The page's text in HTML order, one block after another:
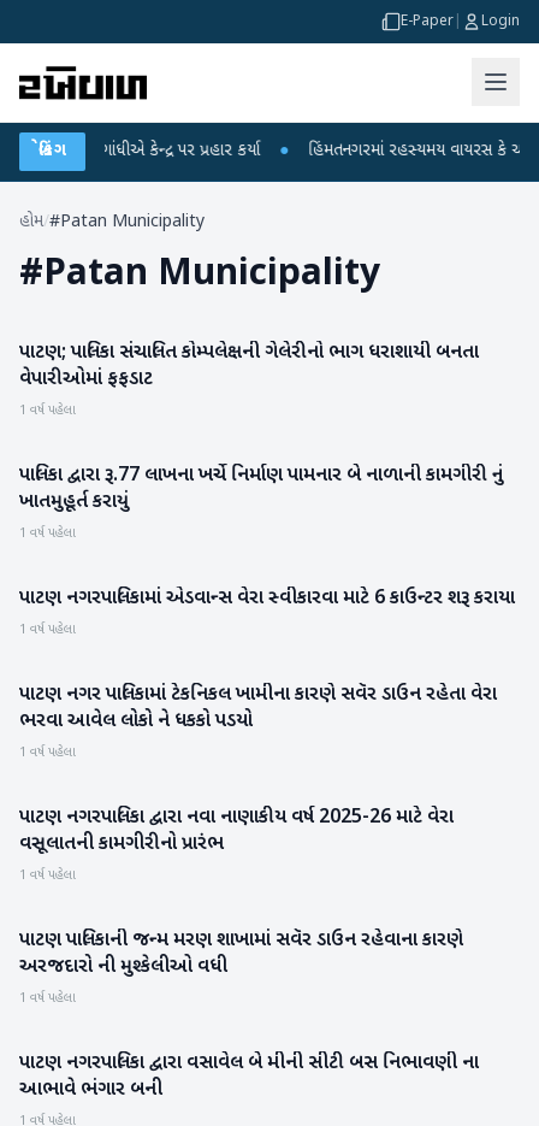
E-Paper Login
બ્રેકિંગ
રાહુલ ગાંધીએ કેન્દ્ર પર પ્રહાર કર્યા ● હિંમતનગરમાં રહસ્યમય વાયરસ કે
હોમ/#Patan Municipality
#Patan Municipality
પાટણ
પાટણ; પાલિકા સંચાલિત કોમ્પલેક્ષની ગેલેરીનો ભાગ ધરાશાયી બનતા
વેપારીઓમાં ફફડાટ
1 વર્ષ પહેલા
પાટણ
પાલિકા દ્વારા રૂ.77 લાખના ખર્ચે નિર્માણ પામનાર બે નાળાની કામગીરી નું
ખાતમુહૂર્ત કરાયું
1 વર્ષ પહેલા
પાટણ
પાટણ નગરપાલિકામાં એડવાન્સ વેરા સ્વીકારવા માટે 6 કાઉન્ટર શરૂ કરાયા
1 વર્ષ પહેલા
પાટણ
પાટણ નગર પાલિકામાં ટેકનિકલ ખામીના કારણે સવૅર ડાઉન રહેતા વેરા
ભરવા આવેલ લોકો ને ધકકો પડયો
1 વર્ષ પહેલા
પાટણ
પાટણ નગરપાલિકા દ્વારા નવા નાણાકીય વર્ષ 2025-26 માટે વેરા
વસૂલાતની કામગીરીનો પ્રારંભ
1 વર્ષ પહેલા
પાટણ
પાટણ પાલિકાની જન્મ મરણ શાખામાં સવૅર ડાઉન રહેવાના કારણે
અરજદારો ની મુશ્કેલીઓ વધી
1 વર્ષ પહેલા
પાટણ
પાટણ નગરપાલિકા દ્વારા વસાવેલ બે મીની સીટી બસ નિભાવણી ના
આભાવે ભંગાર બની
1 વર્ષ પહેલા